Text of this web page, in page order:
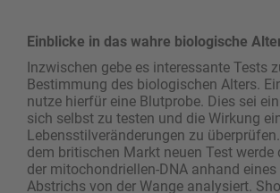
Einblicke in das wahre biologische
Inzwischen gebe es interessante Tests
Bestimmung des biologischen Alters.
nutze hierfür eine Blutprobe. Dies sei
sich selbst zu testen und die Wirkung
Lebensstilveränderungen zu
dem britischen Markt neuen Test werde
der mitochondriellen-DNA anhand
Abstrichs von der Wange analysiert.